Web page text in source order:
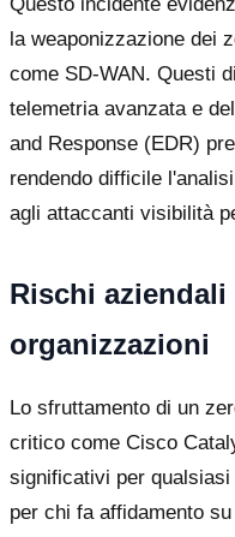
Questo incidente
la weaponizzazione dei
come SD-WAN. Questi
telemetria avanzata e
and Response (EDR)
rendendo difficile
agli attaccanti visibilità
Rischi
organizzazioni
Lo sfruttamento di un
critico come Cisco
significativi per
per chi fa affidamento